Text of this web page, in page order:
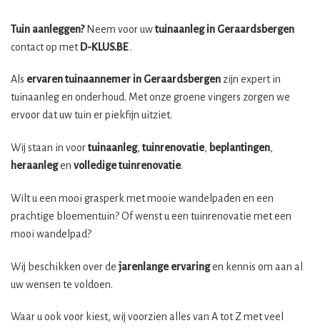
Tuin aanleggen?Neem voor uwtuinaanleg in Geraardsbergen
contact op metD-KLUS.BE.
Als ervaren tuinaannemer in Geraardsbergen zijn expert in
tuinaanleg en onderhoud. Met onze groene vingers zorgen we
ervoor dat uw tuin er piekfijn uitziet.
Wij staan in voortuinaanleg, tuinrenovatie, beplantingen,
heraanlegen volledige tuinrenovatie.
Wilt u een mooi grasperk met mooie wandelpaden en een
prachtige bloementuin? Of wenst u een tuinrenovatie met een
mooi wandelpad?
Wij beschikken over dejarenlange ervaringen kennis om aan al
uw wensen te voldoen.
Waar u ook voor kiest, wij voorzien alles van A tot Z met veel